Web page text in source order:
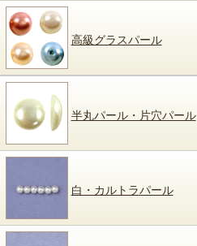
高級グラスパール
半丸パール・片穴パール
白・カルトラパール